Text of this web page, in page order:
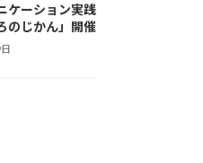
ーション実践
のじかん」開催